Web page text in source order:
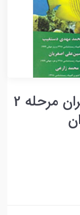
المپیاد زیست شناسی ایران مرحله 2